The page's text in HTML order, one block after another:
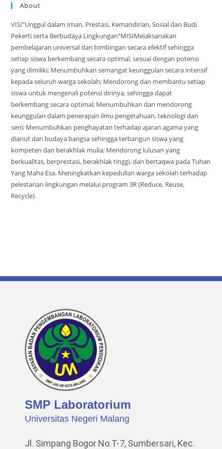
About
VISI”Unggul dalam Iman, Prestasi, Kemandirian, Sosial dan Budi
Pekerti serta Berbudaya Lingkungan”MISIMelaksanakan
pembelajaran universal dan bimbingan secara efektif sehingga
setiap siswa berkembang secara optimal, sesuai dengan potensi
yang dimiliki; Menumbuhkan semangat keunggulan secara intensif
kepada seluruh warga sekolah; Mendorong dan membantu setiap
siswa untuk mengenali potensi dirinya, sehingga dapat
berkembang secara optimal; Menumbuhkan dan mendorong
keunggulan dalam penerapan ilmu pengetahuan, teknologi dan
seni; Menumbuhkan penghayatan terhadap ajaran agama yang
dianut dan budaya bangsa sehingga terbangun siswa yang
kompeten dan berakhlak mulia; Mendorong lulusan yang
berkualitas, berprestasi, berakhlak tinggi, dan bertaqwa pada Tuhan
Yang Maha Esa. Meningkatkan kepedulian warga sekolah terhadap
pelestarian lingkungan melalui program 3R (Reduce, Reuse,
Recycle).
SMP Laboratorium
Universitas Negeri Malang
Jl. Simpang Bogor No.T-7, Sumbersari, Kec.